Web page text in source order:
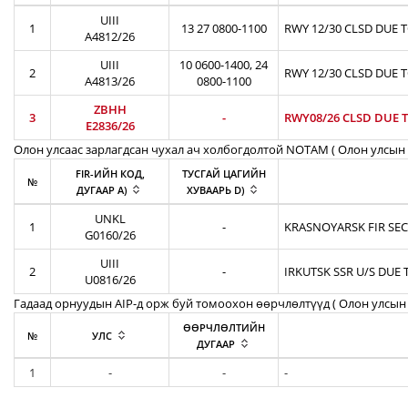
1
UIII
A4812/26
13 27 0800-1100 RWY 12/30 CLSD DUE
2
UIII
A4813/26
10 0600-1400, 24
0800-1100
RWY 12/30 CLSD DUE
3
ZBHH
E2836/26
-
RWY08/26 CLSD DUE
Олон улсаас зарлагдсан чухал ач холбогдолтой NOTAM ( Олон улсын
№
FIR-ИЙН КОД,
ДУГААР A)
ТУСГАЙ ЦАГИЙН
ХУВААРЬ D)
1
UNKL
G0160/26
- KRASNOYARSK FIR
2
UIII
U0816/26
-
IRKUTSK SSR U/S DUE
Гадаад орнуудын AIP-д орж буй томоохон өөрчлөлтүүд ( Олон улсын
№ УЛС
ӨӨРЧЛӨЛТИЙН
ДУГААР
1 - - -